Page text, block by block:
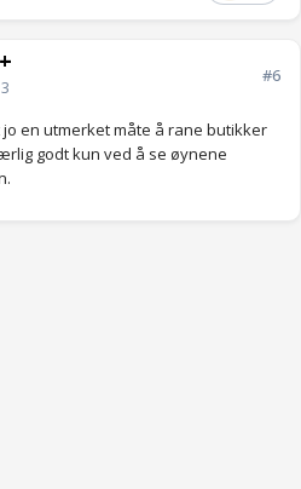
#6
en utmerket måte å rane butikker
godt kun ved å se øynene